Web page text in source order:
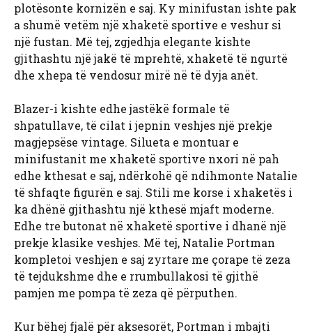
plotësonte kornizën e saj. Ky minifustan ishte pak
a shumë vetëm një xhaketë sportive e veshur si
një fustan. Më tej, zgjedhja elegante kishte
gjithashtu një jakë të mprehtë, xhaketë të ngurtë
dhe xhepa të vendosur mirë në të dyja anët.
Blazer-i kishte edhe jastëkë formale të
shpatullave, të cilat i jepnin veshjes një prekje
magjepsëse vintage. Silueta e montuar e
minifustanit me xhaketë sportive nxori në pah
edhe kthesat e saj, ndërkohë që ndihmonte Natalie
të shfaqte figurën e saj. Stili me korse i xhaketës i
ka dhënë gjithashtu një kthesë mjaft moderne.
Edhe tre butonat në xhaketë sportive i dhanë një
prekje klasike veshjes. Më tej, Natalie Portman
kompletoi veshjen e saj zyrtare me çorape të zeza
të tejdukshme dhe e rrumbullakosi të gjithë
pamjen me pompa të zeza që përputhen.
Kur bëhej fjalë për aksesorët, Portman i mbajti